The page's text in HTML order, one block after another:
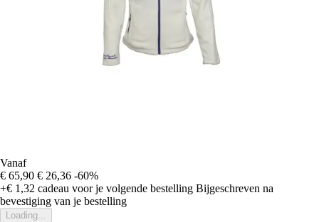
Vanaf
€ 65,90 € 26,36 -60%
+€ 1,32 cadeau voor je volgende bestelling Bijgeschreven na
bevestiging van je bestelling
Loading...